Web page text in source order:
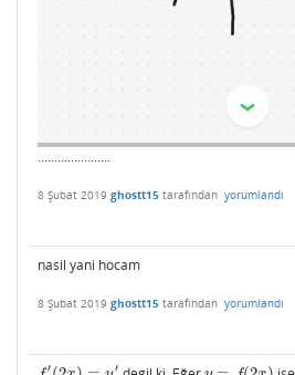
......................
8 Şubat 2019 ghostt15 tarafından yorumlandı
nasil yani hocam
8 Şubat 2019 ghostt15 tarafından yorumlandı
′ ′